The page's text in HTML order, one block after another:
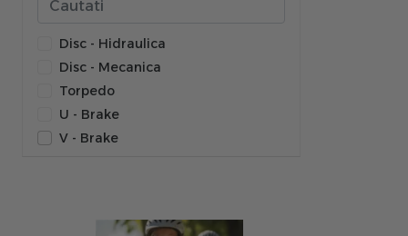
Disc - Hidraulica
Disc - Mecanica
Torpedo
U - Brake
V - Brake